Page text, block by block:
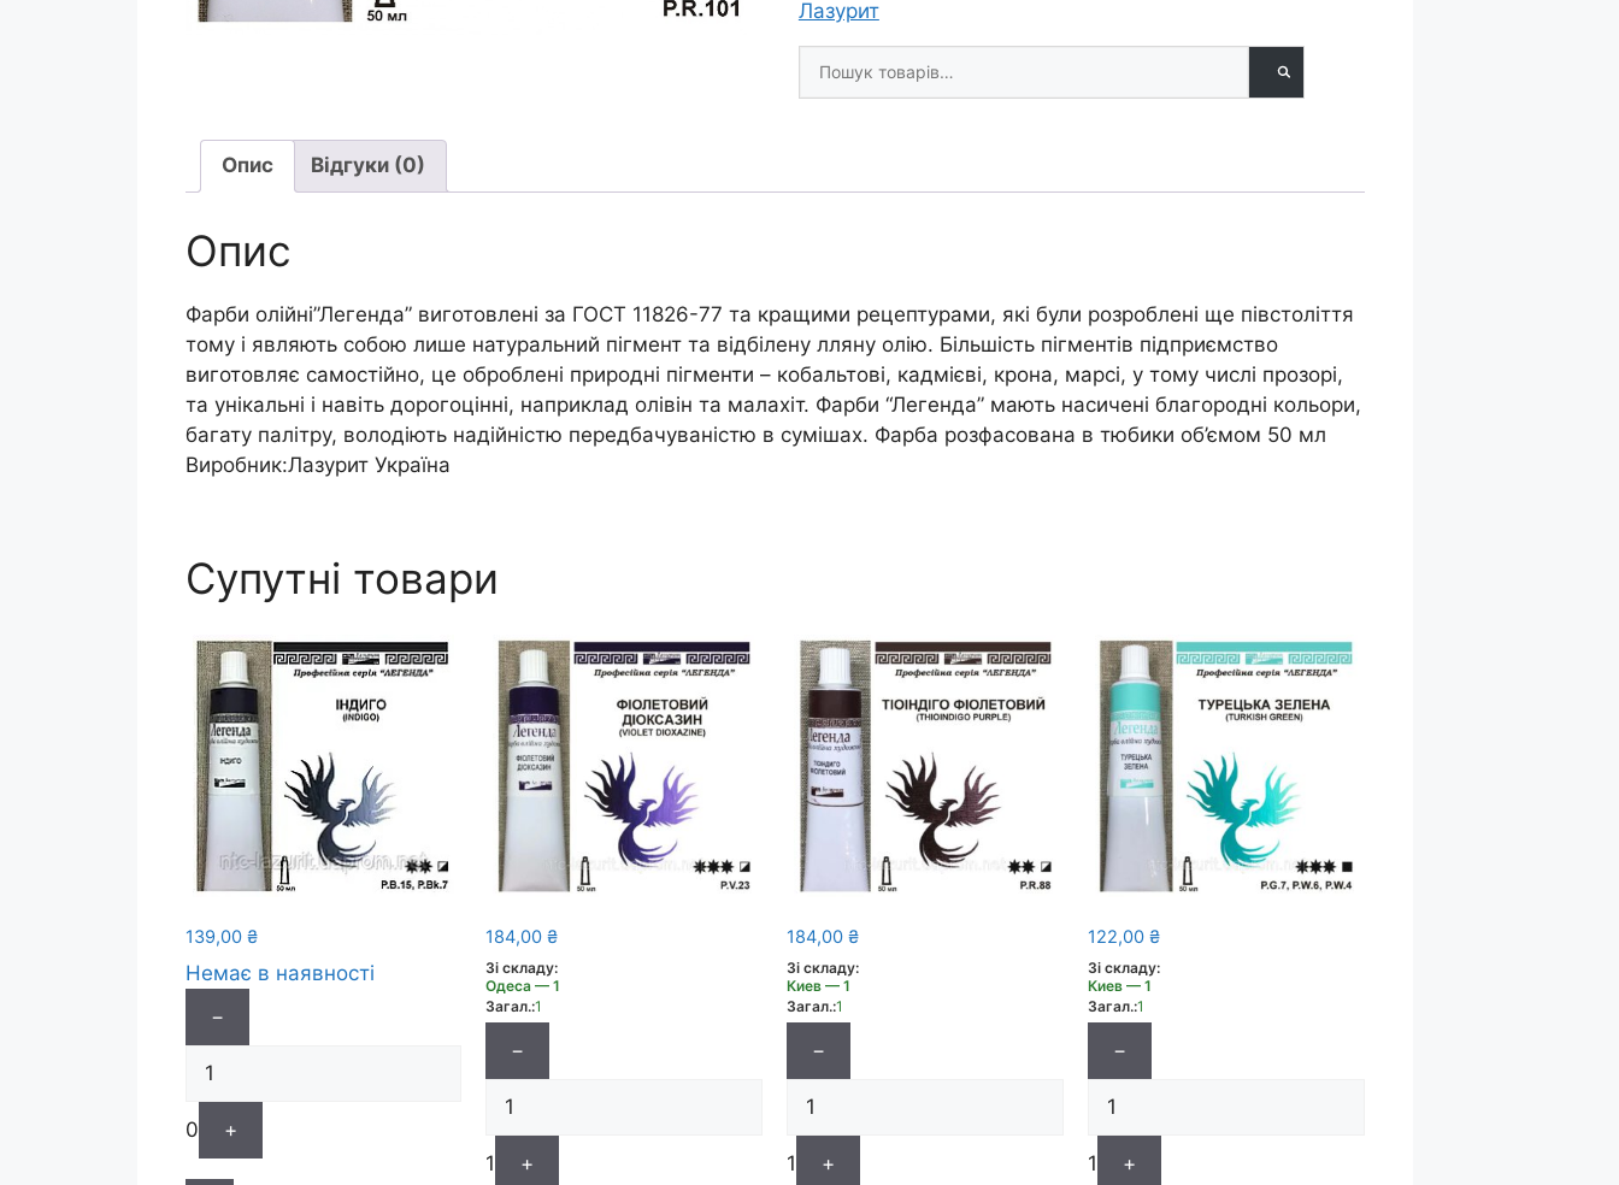
Лазурит
Шукати
товари
Опис Відгуки (0)
Опис
Фарби олійні”Легенда” виготовлені за ГОСТ 11826-77 та кращими рецептурами, які були розроблені ще півстоліття
тому і являють собою лише натуральний пігмент та відбілену лляну олію. Більшість пігментів підприємство
виготовляє самостійно, це оброблені природні пігменти – кобальтові, кадмієві, крона, марсі, у тому числі прозорі,
та унікальні і навіть дорогоцінні, наприклад олівін та малахіт. Фарби “Легенда” мають насичені благородні кольори,
багату палітру, володіють надійністю передбачуваністю в сумішах. Фарба розфасована в тюбики об’ємом 50 мл
Виробник:Лазурит Україна
Супутні товари
139,00 ₴
Немає в наявності
−
0 +
184,00₴
Зі складу:
Одеса — 1
Загал.:1
−
1 +
184,00₴
Зі складу:
Киев — 1
Загал.:1
−
1 +
122,00₴
Зі складу:
Киев — 1
Загал.:1
−
1 +